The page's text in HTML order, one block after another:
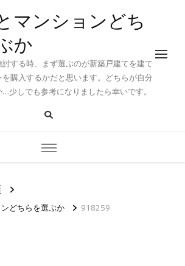
マンションどち
か
する時、まず選ぶのが新築戸建てを建て
購入するかだと思います。どちらが自分
少しでも参考になりましたら幸いです。
どちらを選ぶか 918259